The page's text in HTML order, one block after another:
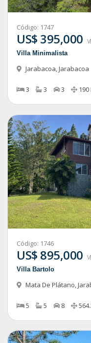
Código: 1747
US$ 395,000
Villa Minimalista
Jarabacoa,Jarabacoa
3 3 3 190
Código: 1746
US$ 895,000
Villa Bartolo
Mata De Plátano
5 5 8